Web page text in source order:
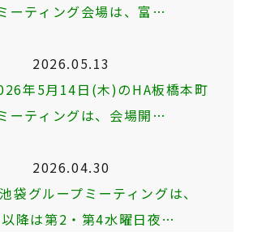
ーティング会場は、富…
2026.05.13
年5月14日(木)のHA板橋本町
ーティングは、会場開…
2026.04.30
池袋グループミーティングは、
降は第2・第4水曜日夜…